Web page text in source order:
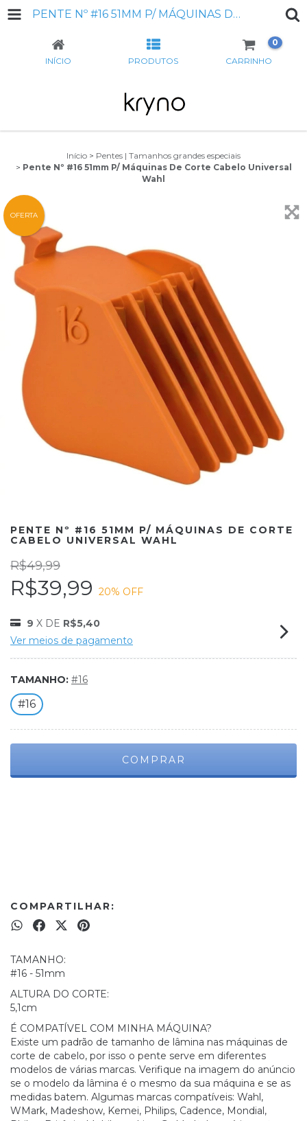
PENTE Nº #16 51MM P/ MÁQUINAS DE CORTE CABELO UNIVERSAL WAHL
INÍCIO PRODUTOS CARRINHO
0
Início > Pentes | Tamanhos grandes especiais
> Pente Nº #16 51mm P/ Máquinas De Corte Cabelo Universal
Wahl
OFERTA
PENTE Nº #16 51MM P/ MÁQUINAS DE CORTE
CABELO UNIVERSAL WAHL
R$49,99
R$39,99 20% OFF
9 X DE R$5,40
Ver meios de pagamento
TAMANHO: #16
#16
COMPARTILHAR:
TAMANHO:
#16 - 51mm
ALTURA DO CORTE:
5,1cm
É COMPATÍVEL COM MINHA MÁQUINA?
Existe um padrão de tamanho de lâmina nas máquinas de
corte de cabelo, por isso o pente serve em diferentes
modelos de várias marcas. Verifique na imagem do anúncio
se o modelo da lâmina é o mesmo da sua máquina e se as
medidas batem. Algumas marcas compatíveis: Wahl,
WMark, Madeshow, Kemei, Philips, Cadence, Mondial,